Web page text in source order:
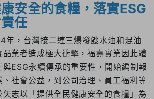
安全的食糧，落實ESG
任
年，台灣接二連三爆發餿水油和混油
品業者造成極大衝擊，福壽實業因此體
ESG永續傳承的重要性，開始編制報
、社會公益，到公司治理、員工福利等
矢志以「提供全民健康安全的食糧」為